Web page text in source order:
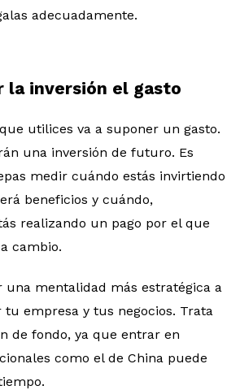
adecuadamente.
la inversión el gasto
utilices va a suponer un gasto.
una inversión de futuro. Es
medir cuándo estás invirtiendo
beneficios y cuándo,
realizando un pago por el que
cambio.
una mentalidad más estratégica a
tu empresa y tus negocios. Trata
de fondo, ya que entrar en
como el de China puede